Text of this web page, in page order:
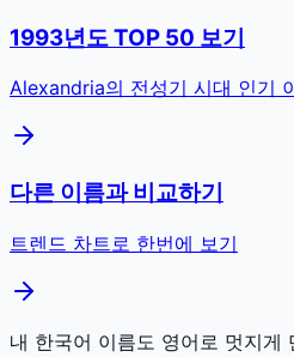
1993년도 TOP 50 보기
Alexandria의 전성기 시대 인기
다른 이름과 비교하기
트렌드 차트로 한번에 보기
내 한국어 이름도 영어로 멋지게